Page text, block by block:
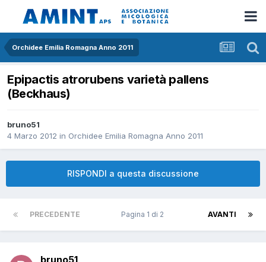
Orchidee Emilia Romagna Anno 2011
Epipactis atrorubens varietà pallens
(Beckhaus)
bruno51
4 Marzo 2012 in Orchidee Emilia Romagna Anno 2011
RISPONDI a questa discussione
PRECEDENTE AVANTI
Pagina 1 di 2